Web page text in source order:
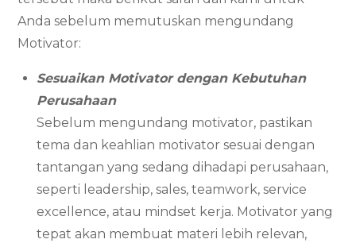
Anda sebelum memutuskan mengundang
Motivator:
Sesuaikan Motivator dengan Kebutuhan
Perusahaan
Sebelum mengundang motivator, pastikan
tema dan keahlian motivator sesuai dengan
tantangan yang sedang dihadapi perusahaan,
seperti leadership, sales, teamwork, service
excellence, atau mindset kerja. Motivator yang
tepat akan membuat materi lebih relevan,